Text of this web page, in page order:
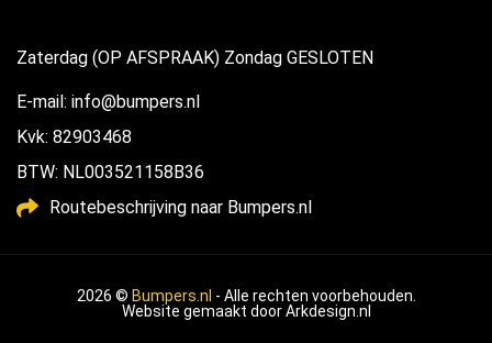
Zaterdag (OP AFSPRAAK) Zondag GESLOTEN
E-mail: info@bumpers.nl
Kvk: 82903468
BTW: NL003521158B36
Routebeschrijving naar Bumpers.nl
2026 © Bumpers.nl - Alle rechten voorbehouden.
Website gemaakt doorArkdesign.nl